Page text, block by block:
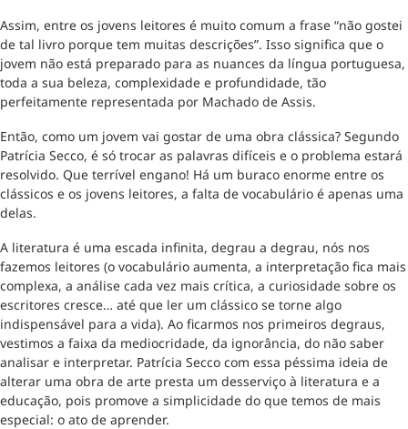
Assim, entre os jovens leitores é muito comum a frase “não gostei
de tal livro porque tem muitas descrições”. Isso significa que o
jovem não está preparado para as nuances da língua portuguesa,
toda a sua beleza, complexidade e profundidade, tão
perfeitamente representada por Machado de Assis.
Então, como um jovem vai gostar de uma obra clássica? Segundo
Patrícia Secco, é só trocar as palavras difíceis e o problema estará
resolvido. Que terrível engano! Há um buraco enorme entre os
clássicos e os jovens leitores, a falta de vocabulário é apenas uma
delas.
A literatura é uma escada infinita, degrau a degrau, nós nos
fazemos leitores (o vocabulário aumenta, a interpretação fica mais
complexa, a análise cada vez mais crítica, a curiosidade sobre os
escritores cresce… até que ler um clássico se torne algo
indispensável para a vida). Ao ficarmos nos primeiros degraus,
vestimos a faixa da mediocridade, da ignorância, do não saber
analisar e interpretar. Patrícia Secco com essa péssima ideia de
alterar uma obra de arte presta um desserviço à literatura e a
educação, pois promove a simplicidade do que temos de mais
especial: o ato de aprender.